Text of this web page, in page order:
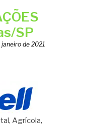
SP
janeiro de 2021
Agrícola,